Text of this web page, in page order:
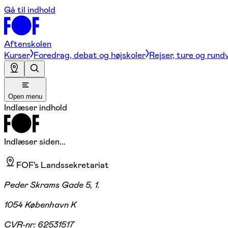
Gå til indhold
Aftenskolen
Kurser Foredrag, debat og højskoler Rejser, ture og
Open menu
Indlæser indhold
Indlæser siden...
FOF's Landssekretariat
Peder Skrams Gade 5, 1.
1054 København K
CVR-nr: 62531517